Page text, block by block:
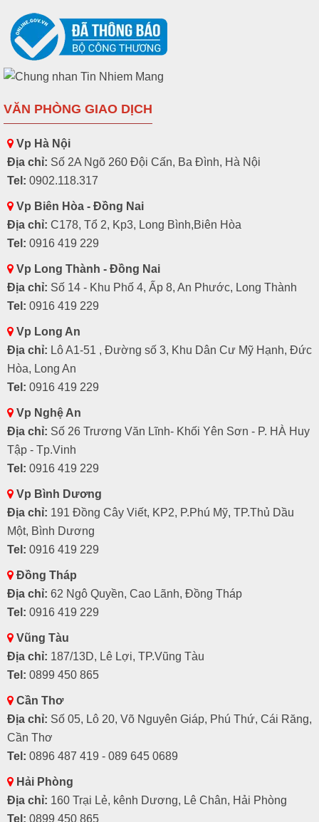
VĂN PHÒNG GIAO DỊCH
Vp Hà Nội
Địa chỉ: Số 2A Ngõ 260 Đội Cấn, Ba Đình, Hà Nội
Tel: 0902.118.317
Vp Biên Hòa - Đồng Nai
Địa chỉ: C178, Tổ 2, Kp3, Long Bình,Biên Hòa
Tel: 0916 419 229
Vp Long Thành - Đồng Nai
Địa chỉ: Số 14 - Khu Phố 4, Ấp 8, An Phước, Long Thành
Tel: 0916 419 229
Vp Long An
Địa chỉ: Lô A1-51 , Đường số 3, Khu Dân Cư Mỹ Hạnh, Đức
Hòa, Long An
Tel: 0916 419 229
Vp Nghệ An
Địa chỉ: Số 26 Trương Văn Lĩnh- Khối Yên Sơn - P. HÀ Huy
Tập - Tp.Vinh
Tel: 0916 419 229
Vp Bình Dương
Địa chỉ: 191 Đồng Cây Viết, KP2, P.Phú Mỹ, TP.Thủ Dầu
Một, Bình Dương
Tel: 0916 419 229
Đồng Tháp
Địa chỉ: 62 Ngô Quyền, Cao Lãnh, Đồng Tháp
Tel: 0916 419 229
Vũng Tàu
Địa chỉ: 187/13D, Lê Lợi, TP.Vũng Tàu
Tel: 0899 450 865
Cần Thơ
Địa chỉ: Số 05, Lô 20, Võ Nguyên Giáp, Phú Thứ, Cái Răng,
Cần Thơ
Tel: 0896 487 419 - 089 645 0689
Hải Phòng
Địa chỉ: 160 Trại Lẻ, kênh Dương, Lê Chân, Hải Phòng
Tel: 0899 450 865